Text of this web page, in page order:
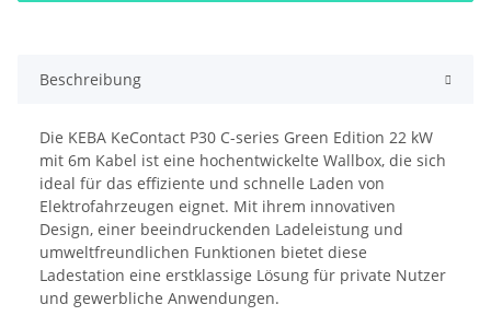
Beschreibung
Die KEBA KeContact P30 C-series Green Edition 22 kW
mit 6m Kabel ist eine hochentwickelte Wallbox, die sich
ideal für das effiziente und schnelle Laden von
Elektrofahrzeugen eignet. Mit ihrem innovativen
Design, einer beeindruckenden Ladeleistung und
umweltfreundlichen Funktionen bietet diese
Ladestation eine erstklassige Lösung für private Nutzer
und gewerbliche Anwendungen.